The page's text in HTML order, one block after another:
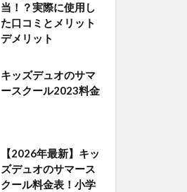
当！？実際に使用し
た口コミとメリット
デメリット
キッズデュオのサマ
ースクール2023料金
【2026年最新】キッ
ズデュオのサマース
クール料金表！小学